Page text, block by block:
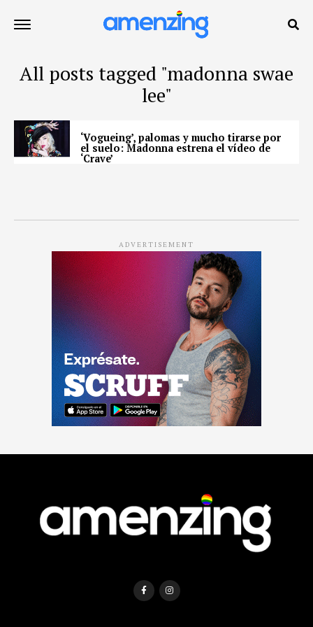
All posts tagged "madonna swae
lee"
‘Vogueing’, palomas y mucho tirarse por
el suelo: Madonna estrena el vídeo de
‘Crave’
ADVERTISEMENT